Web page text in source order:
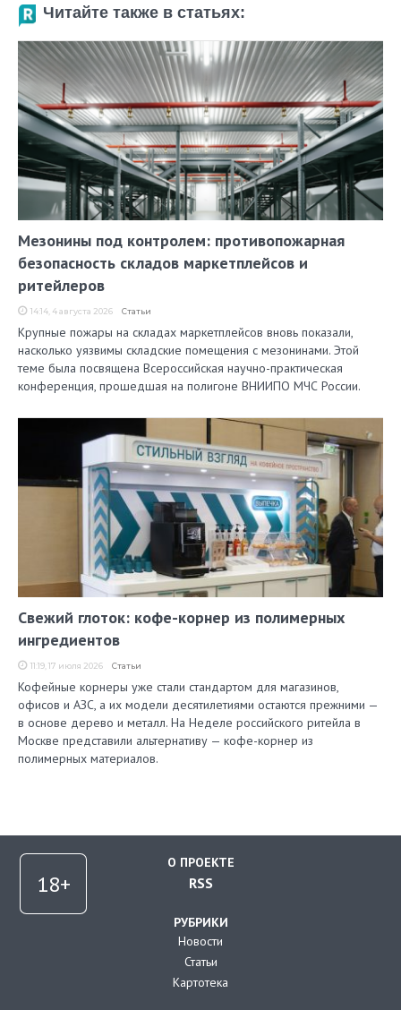
Читайте также в статьях:
Мезонины под контролем: противопожарная
безопасность складов маркетплейсов и
ритейлеров
14:14, 4 августа 2026 Статьи
Крупные пожары на складах маркетплейсов вновь показали,
насколько уязвимы складские помещения с мезонинами. Этой
теме была посвящена Всероссийская научно-практическая
конференция, прошедшая на полигоне ВНИИПО МЧС России.
Свежий глоток: кофе-корнер из полимерных
ингредиентов
11:19, 17 июля 2026 Статьи
Кофейные корнеры уже стали стандартом для магазинов,
офисов и АЗС, а их модели десятилетиями остаются прежними —
в основе дерево и металл. На Неделе российского ритейла в
Москве представили альтернативу — кофе-корнер из
полимерных материалов.
О ПРОЕКТЕ
RSS
РУБРИКИ
Новости
Статьи
Картотека